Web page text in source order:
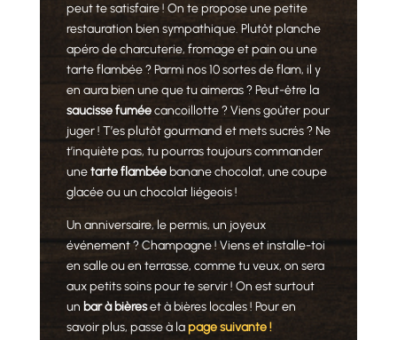
peut te satisfaire ! On te propose une petite
restauration bien sympathique. Plutôt planche
apéro de charcuterie, fromage et pain ou une
tarte flambée ? Parmi nos 10 sortes de flam, il y
en aura bien une que tu aimeras ? Peut-être la
saucisse fuméecancoillotte ? Viens goûter pour
juger ! T’es plutôt gourmand et mets sucrés ? Ne
t’inquiète pas, tu pourras toujours commander
unetarte flambéebanane chocolat, une coupe
glacée ou un chocolat liégeois !
Un anniversaire, le permis, un joyeux
événement ? Champagne ! Viens et installe-toi
en salle ou en terrasse, comme tu veux, on sera
aux petits soins pour te servir ! On est surtout
un bar à bièreset à bières locales ! Pour en
savoir plus, passe à lapage suivante !